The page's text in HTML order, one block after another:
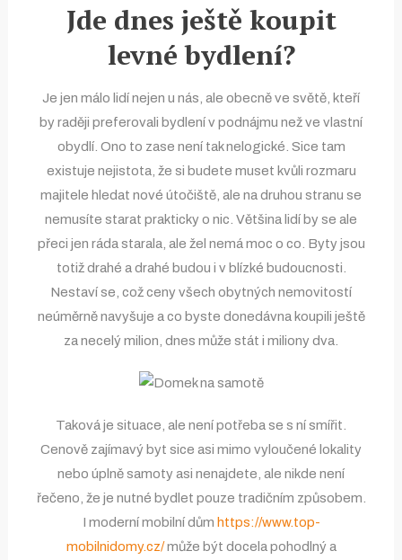
Jde dnes ještě koupit
levné bydlení?
Je jen málo lidí nejen u nás, ale obecně ve světě, kteří
by raději preferovali bydlení v podnájmu než ve vlastní
obydlí. Ono to zase není tak nelogické. Sice tam
existuje nejistota, že si budete muset kvůli rozmaru
majitele hledat nové útočiště, ale na druhou stranu se
nemusíte starat prakticky o nic. Většina lidí by se ale
přeci jen ráda starala, ale žel nemá moc o co. Byty jsou
totiž drahé a drahé budou i v blízké budoucnosti.
Nestaví se, což ceny všech obytných nemovitostí
neúměrně navyšuje a co byste donedávna koupili ještě
za necelý milion, dnes může stát i miliony dva.
Taková je situace, ale není potřeba se s ní smířit.
Cenově zajímavý byt sice asi mimo vyloučené lokality
nebo úplně samoty asi nenajdete, ale nikde není
řečeno, že je nutné bydlet pouze tradičním způsobem.
I moderní mobilní dům https://www.top-
mobilnidomy.cz/může být docela pohodlný a